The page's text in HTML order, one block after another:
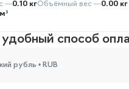
—0.10 кгОбъёмный вес —0.00 кг
способ
рубль • RUB